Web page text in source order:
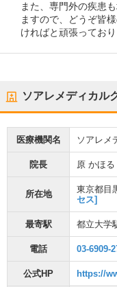
また、専門外の疾患
ますので、どうぞ皆
ければと頑張っており
ソアレメディカル
医療機関名 ソアレメ
院長 原 かほる
所在地 東京都目
セス]
最寄駅 都立大学
電話 03-6909-
公式HP https://